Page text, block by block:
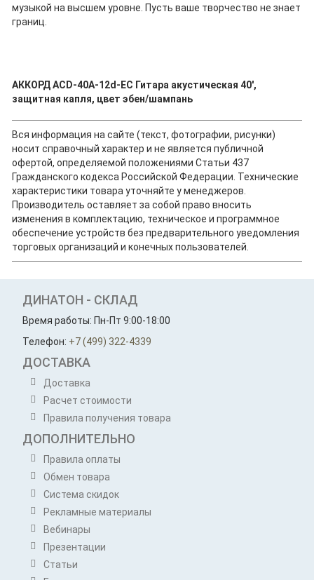
музыкой на высшем уровне. Пусть ваше творчество не знает
границ.
АККОРД ACD-40A-12d-EC Гитара акустическая 40',
защитная капля, цвет эбен/шампань
Вся информация на сайте (текст, фотографии, рисунки)
носит справочный характер и не является публичной
офертой, определяемой положениями Статьи 437
Гражданского кодекса Российской Федерации. Технические
характеристики товара уточняйте у менеджеров.
Производитель оставляет за собой право вносить
изменения в комплектацию, техническое и программное
обеспечение устройств без предварительного уведомления
торговых организаций и конечных пользователей.
ДИНАТОН - СКЛАД
Время работы: Пн-Пт 9:00-18:00
Телефон: +7 (499) 322-4339
ДОСТАВКА
Доставка
Расчет стоимости
Правила получения товара
ДОПОЛНИТЕЛЬНО
Правила оплаты
Обмен товара
Система скидок
Рекламные материалы
Вебинары
Презентации
Статьи